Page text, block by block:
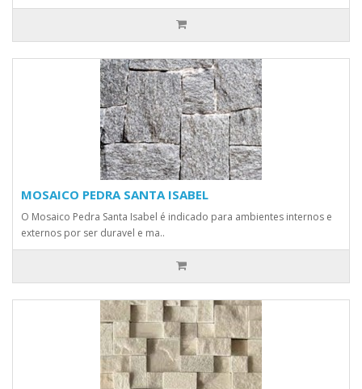
MOSAICO PEDRA SANTA ISABEL
O Mosaico Pedra Santa Isabel é indicado para ambientes internos e
externos por ser duravel e ma..